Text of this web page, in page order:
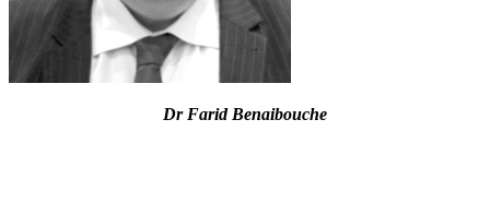
Dr Farid Benaibouche